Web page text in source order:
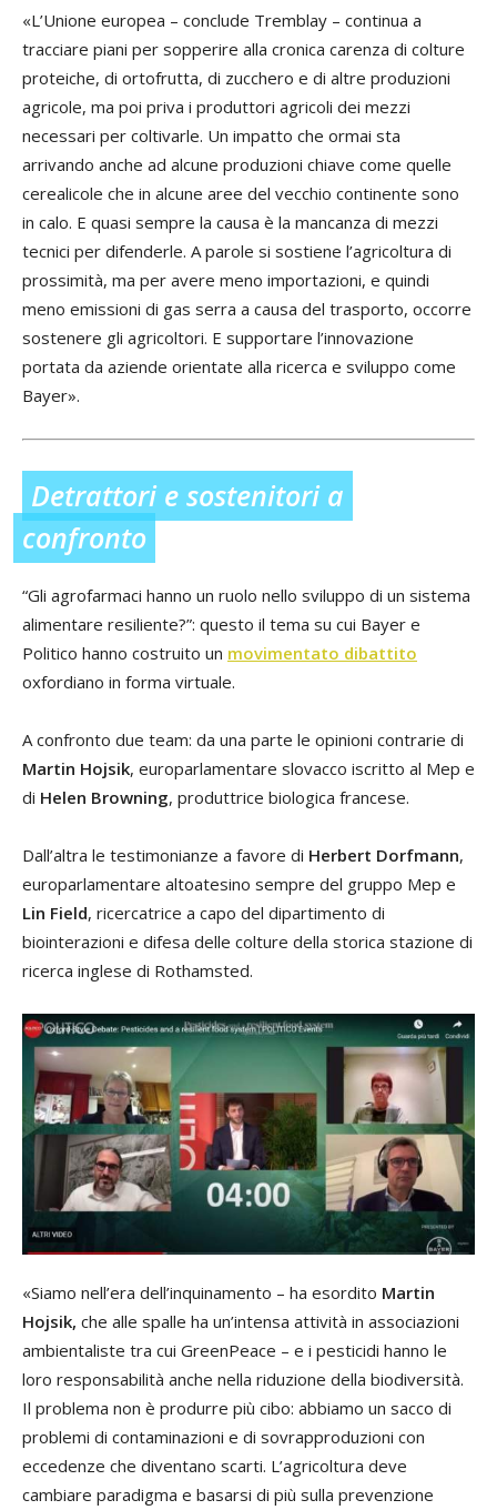
«L’Unione europea – conclude Tremblay – continua a
tracciare piani per sopperire alla cronica carenza di colture
proteiche, di ortofrutta, di zucchero e di altre produzioni
agricole, ma poi priva i produttori agricoli dei mezzi
necessari per coltivarle. Un impatto che ormai sta
arrivando anche ad alcune produzioni chiave come quelle
cerealicole che in alcune aree del vecchio continente sono
in calo. E quasi sempre la causa è la mancanza di mezzi
tecnici per difenderle. A parole si sostiene l’agricoltura di
prossimità, ma per avere meno importazioni, e quindi
meno emissioni di gas serra a causa del trasporto, occorre
sostenere gli agricoltori. E supportare l’innovazione
portata da aziende orientate alla ricerca e sviluppo come
Bayer».
Detrattori e sostenitori a
confronto
“Gli agrofarmaci hanno un ruolo nello sviluppo di un sistema
alimentare resiliente?”: questo il tema su cui Bayer e
Politico hanno costruito un movimentato dibattito
oxfordiano in forma virtuale.
A confronto due team: da una parte le opinioni contrarie di
Martin Hojsik, europarlamentare slovacco iscritto al Mep e
di Helen Browning, produttrice biologica francese.
Dall’altra le testimonianze a favore di Herbert Dorfmann,
europarlamentare altoatesino sempre del gruppo Mep e
Lin Field, ricercatrice a capo del dipartimento di
biointerazioni e difesa delle colture della storica stazione di
ricerca inglese di Rothamsted.
«Siamo nell’era dell’inquinamento – ha esordito Martin
Hojsik, che alle spalle ha un’intensa attività in associazioni
ambientaliste tra cui GreenPeace – e i pesticidi hanno le
loro responsabilità anche nella riduzione della biodiversità.
Il problema non è produrre più cibo: abbiamo un sacco di
problemi di contaminazioni e di sovrapproduzioni con
eccedenze che diventano scarti. L’agricoltura deve
cambiare paradigma e basarsi di più sulla prevenzione